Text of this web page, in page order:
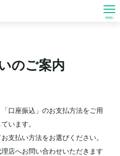
MENU
のご案内
「口座振込」のお支払方法をご用
います。
支払い方法をお選びください。
店へお問い合わせいただきます